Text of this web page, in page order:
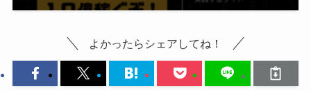
よかったらシェアしてね！